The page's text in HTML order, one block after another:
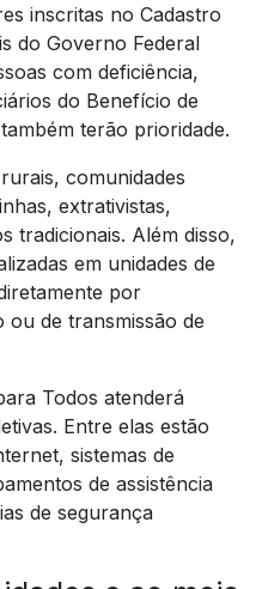
inscritas no Cadastro
do Governo Federal
com deficiência,
do Benefício de
terão prioridade.
comunidades
extrativistas,
tradicionais. Além disso,
em unidades de
por
ou de transmissão de
Todos atenderá
Entre elas estão
sistemas de
de assistência
de segurança